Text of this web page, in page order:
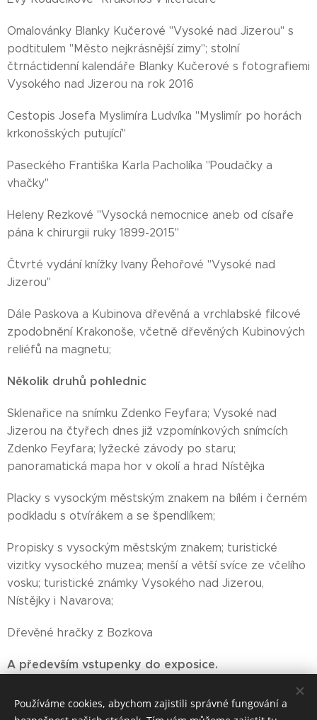
Omalovánky Blanky Kučerové "Vysoké nad Jizerou" s
podtitulem "Město nejkrásnější zimy"; stolní
čtrnáctidenní kalendáře Blanky Kučerové s fotografiemi
Vysokého nad Jizerou na rok 2016
Cestopis Josefa Myslimíra Ludvíka "Myslimír po horách
krkonošských putující"
Paseckého Františka Karla Pacholíka "Poudačky a
vhačky"
Heleny Rezkové "Vysocká nemocnice aneb od císaře
pána k chirurgii ruky 1899-2015"
Čtvrté vydání knížky Ivany Řehořové "Vysoké nad
Jizerou"
Dále Paskova a Kubinova dřevěná a vrchlabské filcové
zpodobnění Krakonoše, včetně dřevěných Kubinových
reliéfů na magnetu;
Několik druhů pohlednic
Sklenařice na snímku Zdenko Feyfara; Vysoké nad
Jizerou na čtyřech dnes již vzpomínkových snímcích
Zdenko Feyfara; lyžecké závody po staru;
panoramatická mapa hor v okolí a hrad Nístějka
Placky s vysockým městským znakem na bílém i černém
podkladu s otvírákem a se špendlíkem;
Propisky s vysockým městským znakem; turistické
vizitky vysockého muzea; menší a větší svíce ze včelího
vosku; turistické známky Vysokého nad Jizerou,
Nístějky i Navarova;
Dřevěné hračky z Bozkova
A především vstupenky do exposice.
Používáme cookies, abychom zajistili správné fungování a